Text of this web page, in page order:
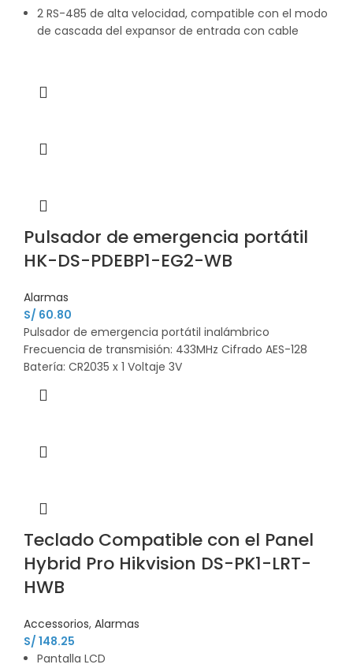
2 RS-485 de alta velocidad, compatible con el modo
de cascada del expansor de entrada con cable
Pulsador de emergencia portátil
HK-DS-PDEBP1-EG2-WB
Alarmas
S/ 60.80
Pulsador de emergencia portátil inalámbrico
Frecuencia de transmisión: 433MHz Cifrado AES-128
Batería: CR2035 x 1 Voltaje 3V
Teclado Compatible con el Panel
Hybrid Pro Hikvision DS-PK1-LRT-
HWB
Accessorios, Alarmas
S/ 148.25
Pantalla LCD